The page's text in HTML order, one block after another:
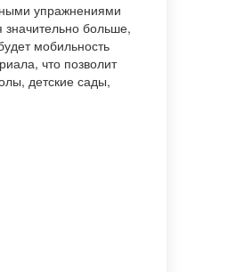
упражнениями
больше,
мобильность
что позволит
детские сады,